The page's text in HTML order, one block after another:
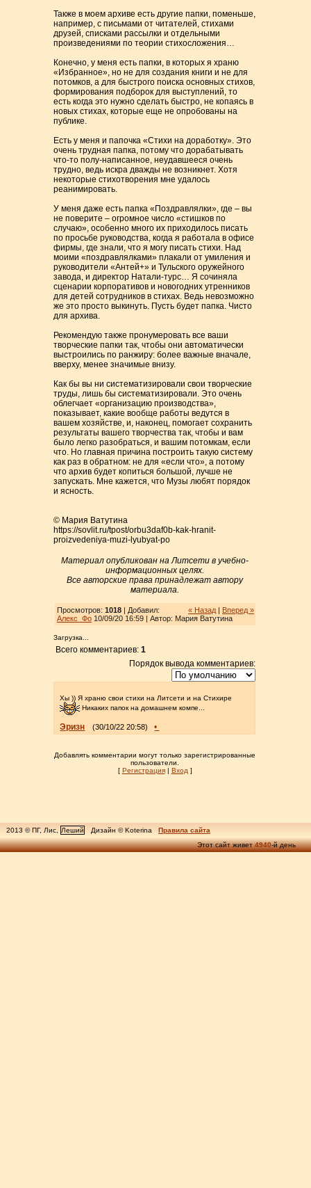
Также в моем архиве есть другие папки, поменьше,
например, с письмами от читателей, стихами
друзей, списками рассылки и отдельными
произведениями по теории стихосложения…
Конечно, у меня есть папки, в которых я храню
«Избранное», но не для создания книги и не для
потомков, а для быстрого поиска основных стихов,
формирования подборок для выступлений, то
есть когда это нужно сделать быстро, не копаясь в
новых стихах, которые еще не опробованы на
публике.
Есть у меня и папочка «Стихи на доработку». Это
очень трудная папка, потому что дорабатывать
что-то полу-написанное, неудавшееся очень
трудно, ведь искра дважды не возникнет. Хотя
некоторые стихотворения мне удалось
реанимировать.
У меня даже есть папка «Поздравлялки», где – вы
не поверите – огромное число «стишков по
случаю», особенно много их приходилось писать
по просьбе руководства, когда я работала в офисе
фирмы, где знали, что я могу писать стихи. Над
моими «поздравлялками» плакали от умиления и
руководители «Антей+» и Тульского оружейного
завода, и директор Натали-турс… Я сочиняла
сценарии корпоративов и новогодних утренников
для детей сотрудников в стихах. Ведь невозможно
же это просто выкинуть. Пусть будет папка. Чисто
для архива.
Рекомендую также пронумеровать все ваши
творческие папки так, чтобы они автоматически
выстроились по ранжиру: более важные вначале,
вверху, менее значимые внизу.
Как бы вы ни систематизировали свои творческие
труды, лишь бы систематизировали. Это очень
облегчает «организацию производства»,
показывает, какие вообще работы ведутся в
вашем хозяйстве, и, наконец, помогает сохранить
результаты вашего творчества так, чтобы и вам
было легко разобраться, и вашим потомкам, если
что. Но главная причина построить такую систему
как раз в обратном: не для «если что», а потому
что архив будет копиться большой, лучше не
запускать. Мне кажется, что Музы любят порядок
и ясность.
© Мария Ватутина
https://sovlit.ru/tpost/orbu3daf0b-kak-hranit-
proizvedeniya-muzi-lyubyat-po
Материал опубликован на Литсети в учебно-
информационных целях.
Все авторские права принадлежат автору
материала.
« Назад | Вперед »
Просмотров: 1018| Добавил:
Алекс_Фо10/09/20 16:59 | Автор: Мария Ватутина
Загрузка...
Всего комментариев:1
Порядок вывода комментариев:
Хы )) Я храню свои стихи на Литсети и на Стихире
Никаких папок на домашнем компе...
Эризн (30/10/22 20:58) •
Добавлять комментарии могут только зарегистрированные
пользователи.
[ Регистрация| Вход ]
2013 © ПГ, Лис, Леший Дизайн © Koterina
Правила сайта
Этот сайт живет4940-й день